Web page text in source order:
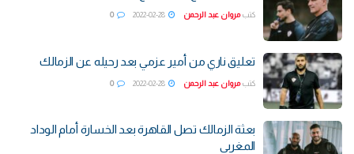
كتب مروان عبد الرحمن 0
تعليق ناري من أمير عزمي بعد رحيله عن الزمالك
كتب مروان عبد الرحمن 0
بعثة الزمالك تصل القاهرة بعد الخسارة أمام الوداد
المغربي